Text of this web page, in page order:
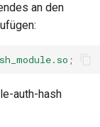
an den
;
auth-hash